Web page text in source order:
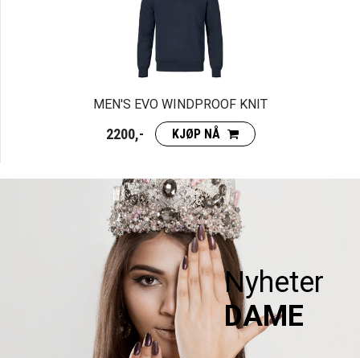
MEN'S EVO WINDPROOF KNIT
2200,- KJØP NÅ
Nyheter
DAME